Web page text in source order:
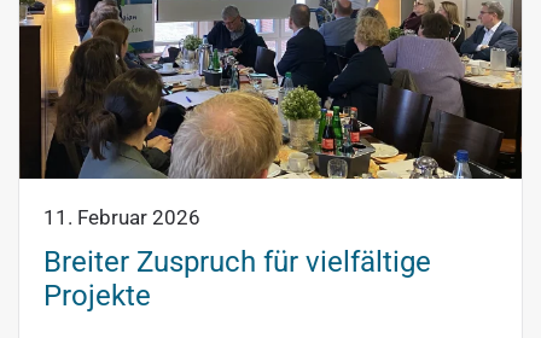
11. Februar 2026
Breiter Zuspruch für vielfältige
Projekte